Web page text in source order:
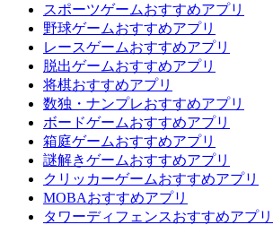
スポーツゲームおすすめアプリ
野球ゲームおすすめアプリ
レースゲームおすすめアプリ
脱出ゲームおすすめアプリ
将棋おすすめアプリ
数独・ナンプレおすすめアプリ
ボードゲームおすすめアプリ
箱庭ゲームおすすめアプリ
謎解きゲームおすすめアプリ
クリッカーゲームおすすめアプリ
MOBAおすすめアプリ
タワーディフェンスおすすめアプリ